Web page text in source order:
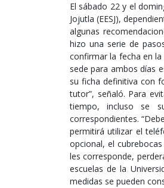
El sábado 22 y el
Jojutla (EESJ),
algunas
hizo una serie de
confirmar la fecha en
sede para ambos días
su ficha definitiva con
tutor”, señaló. Para
tiempo, incluso se
correspondientes.
permitirá utilizar el
opcional, el
les corresponde,
escuelas de la
medidas se pueden